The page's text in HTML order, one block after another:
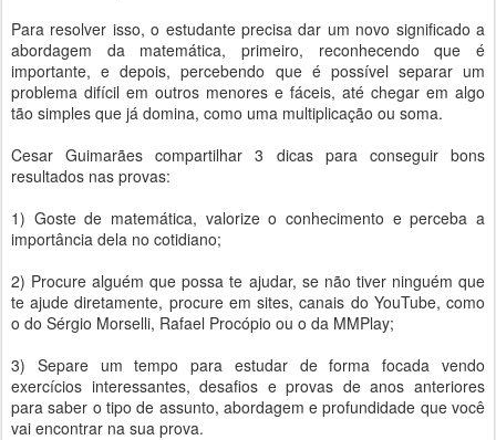
Para resolver isso, o estudante precisa dar um novo significado a
abordagem da matemática, primeiro, reconhecendo que é
importante, e depois, percebendo que é possível separar um
problema difícil em outros menores e fáceis, até chegar em algo
tão simples que já domina, como uma multiplicação ou soma.
Cesar Guimarães compartilhar 3 dicas para conseguir bons
resultados nas provas:
1) Goste de matemática, valorize o conhecimento e perceba a
importância dela no cotidiano;
2) Procure alguém que possa te ajudar, se não tiver ninguém que
te ajude diretamente, procure em sites, canais do YouTube, como
o do Sérgio Morselli, Rafael Procópio ou o da MMPlay;
3) Separe um tempo para estudar de forma focada vendo
exercícios interessantes, desafios e provas de anos anteriores
para saber o tipo de assunto, abordagem e profundidade que você
vai encontrar na sua prova.